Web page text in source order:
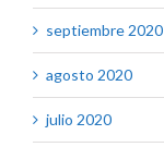
septiembre 2020
agosto 2020
julio 2020